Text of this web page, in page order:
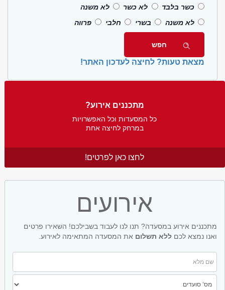
כשר בלבד לא כשר
לא משנה
לא משנה
בשרי חלבי פרווה
מצאת טעות? לחיצה לעדכון האתר!
מתכננים אירוע?
כל המסעדות וכל האפשרויות
במרחק לחיצה אחת
לחצו כאן לפרטים!
אירועים
מתכננים אירוע במסעדה? תנו לנו לעבוד בשבילכם! השאירו פרטים
ואנו נמצא לכם ללא תשלום את המסעדה המתאימה לאירוע.